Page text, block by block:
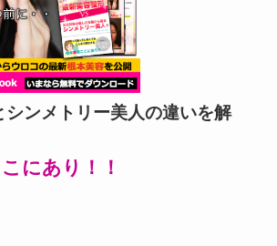
シンメトリー美人の違いを解
にあり！！